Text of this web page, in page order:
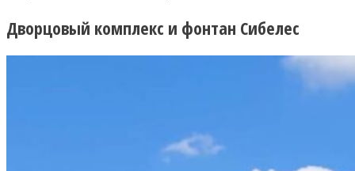
Дворцовый комплекс и фонтан Сибелес